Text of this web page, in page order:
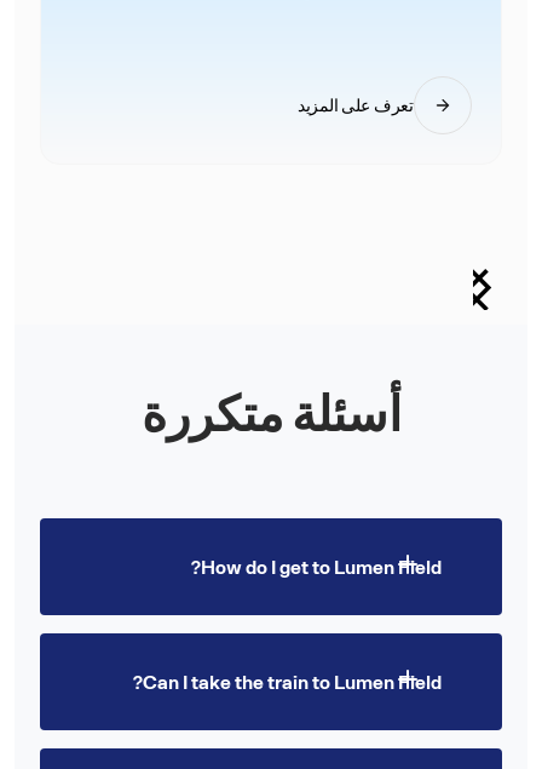
تعرف على المزيد
أسئلة متكررة
How do I get to Lumen Field?
Book a Swvl shuttle from your hotel zone. Fixed
pricing from $18. Light Rail reaches Stadium
days.
Can I take the train to Lumen Field?